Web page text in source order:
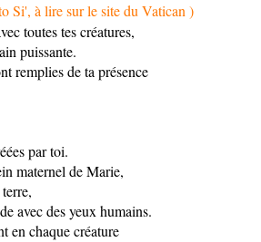
Si', à lire sur le site du Vatican )
toutes tes créatures,
puissante.
remplies de ta présence
par toi.
maternel de Marie,
avec des yeux humains.
en chaque créature